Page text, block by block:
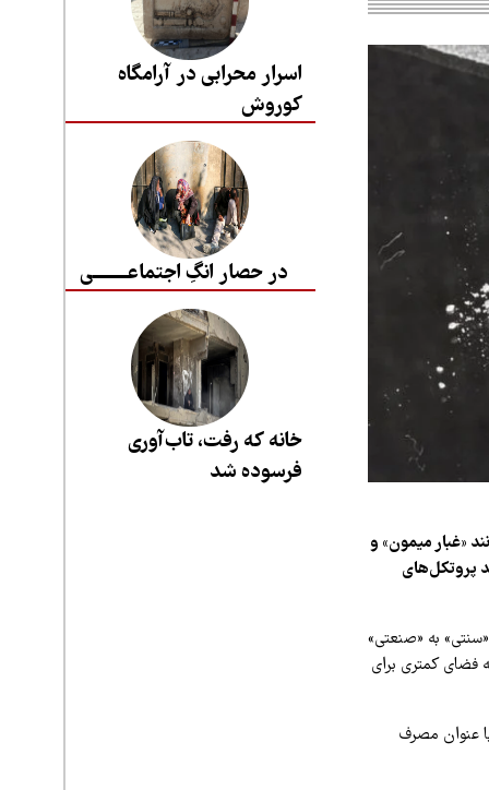
«غبار میمون» و
پروتکل‌های
به «صنعتی»
فضای کمتری برای
عنوان مصرف
اسرار محرابی در آرامگاه
کوروش
در حصار انگِ اجتماعــــــــی
خانه که رفت، تاب‌آوری
فرسوده شد